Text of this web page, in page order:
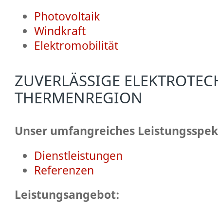
Photovoltaik
Windkraft
Elektromobilität
ZUVERLÄSSIGE
THERMENREGION
Unser umfangreiches
Dienstleistungen
Referenzen
Leistungsangebot: